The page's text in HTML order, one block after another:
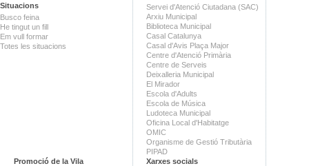
Situacions
Busco feina
He tingut un fill
Em vull formar
Totes les situacions
Servei d'Atenció Ciutadana (SAC)
Arxiu Municipal
Biblioteca Municipal
Casal Catalunya
Casal d'Avis Plaça Major
Centre d'Atenció Primària
Centre de Serveis
Deixalleria Municipal
El Mirador
Escola d'Adults
Escola de Música
Ludoteca Municipal
Oficina Local d'Habitatge
OMIC
Organisme de Gestió Tributària
PIPAD
Promoció de la Vila
Xarxes socials